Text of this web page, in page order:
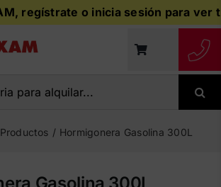
regístrate o inicia sesión para ver
Productos / Hormigonera Gasolina 300L